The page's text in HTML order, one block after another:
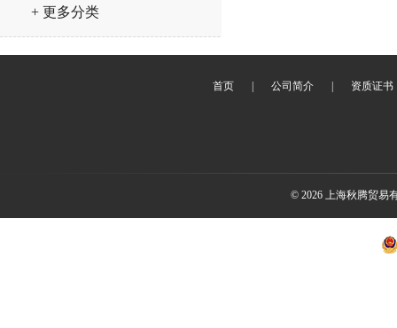
+ 更多分类
首页 公司简介 资质证书
© 2026 上海秋腾贸易